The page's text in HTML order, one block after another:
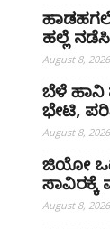
ಹಲ್ಲೆ
August 8, 2026
ಬೆಳೆ ಹಾನಿ
ಭೇಟಿ,
August 8, 2026
ಜಿಯೋ
August 8, 2026